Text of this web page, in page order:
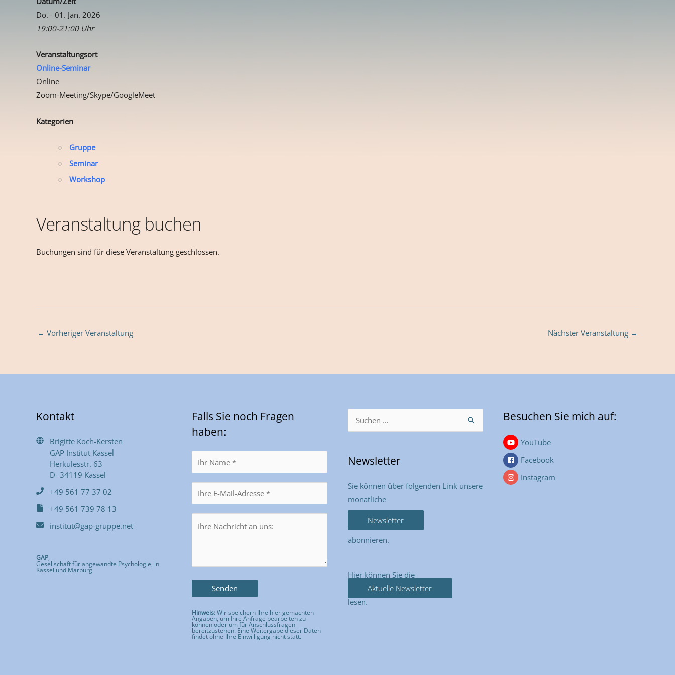
Do. - 01. Jan. 2026
19:00-21:00 Uhr
Veranstaltungsort
Online-Seminar
Online
Zoom-Meeting/Skype/GoogleMeet
Kategorien
Gruppe
Seminar
Workshop
Veranstaltung buchen
Buchungen sind für diese Veranstaltung geschlossen.
← Vorheriger Veranstaltung Nächster Veranstaltung →
Kontakt
Brigitte Koch-Kersten
GAP Institut Kassel
Herkulesstr. 63
D- 34119 Kassel
+49 561 77 37 02
+49 561 739 78 13
institut@gap-gruppe.net
GAP,
Gesellschaft für angewandte Psychologie, in
Kassel und Marburg
Falls Sie noch Fragen
haben:
Hinweis:Wir speichern Ihre hier gemachten
Angaben, um Ihre Anfrage bearbeiten zu
können oder um für Anschlussfragen
bereitzustehen. Eine Weitergabe dieser Daten
findet ohne Ihre Einwilligung nicht statt.
Suchen
Newsletter
Sie können über folgenden Link unsere
monatliche
Newsletter
abonnieren.
Hier können Sie die
Aktuelle Newsletter
lesen.
Besuchen Sie mich auf:
YouTube
Facebook
Instagram